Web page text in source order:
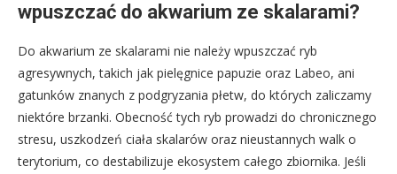
wpuszczać do akwarium ze skalarami?
Do akwarium ze skalarami nie należy wpuszczać ryb
agresywnych, takich jak pielęgnice papuzie oraz Labeo, ani
gatunków znanych z podgryzania płetw, do których zaliczamy
niektóre brzanki. Obecność tych ryb prowadzi do chronicznego
stresu, uszkodzeń ciała skalarów oraz nieustannych walk o
terytorium, co destabilizuje ekosystem całego zbiornika. Jeśli